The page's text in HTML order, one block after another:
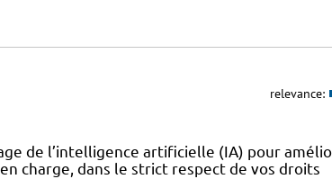
relevance:
de l’intelligence artificielle (IA) pour
charge, dans le strict respect de vos droits